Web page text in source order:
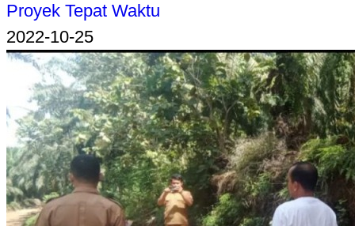
Proyek Tepat Waktu
2022-10-25